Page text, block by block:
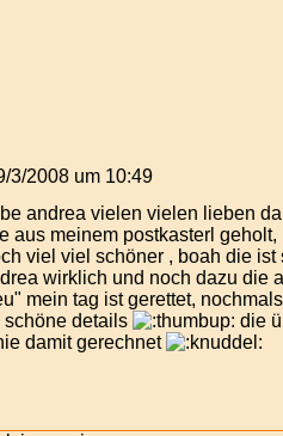
3/2008 um 10:49
andrea vielen vielen lieben
aus meinem postkasterl geholt,
viel viel schöner , boah die ist
wirklich und noch dazu die
mein tag ist gerettet,
details
die
damit gerechnet